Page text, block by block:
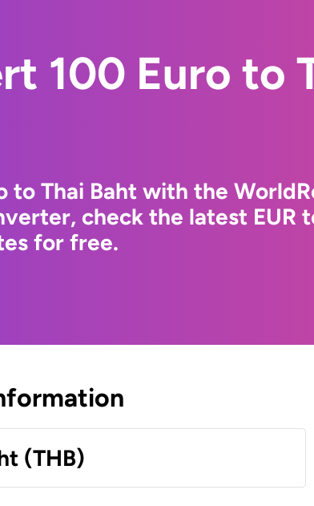
100 Euro to
to Thai Baht with the
check the latest EUR
for free.
(THB)